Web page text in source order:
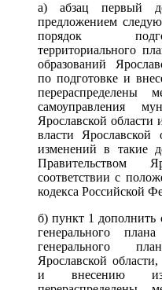
а) абзац первый
предложением
порядок
территориального
образований
по подготовке и
перераспределены
самоуправления
Ярославской области
власти Ярославской
изменений в такие
Правительством
соответствии с
кодекса Российской
б) пункт 1 дополнить
генерального
генерального
Ярославской
и внесению